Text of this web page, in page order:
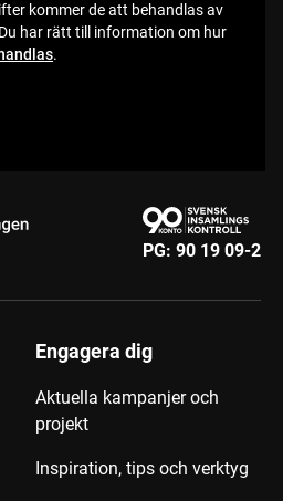
kommer de att behandlas av
har rätt till information om hur
.
PG: 90 19 09-2
Engagera dig
Aktuella kampanjer och
projekt
Inspiration, tips och verktyg